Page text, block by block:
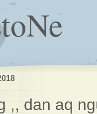
,, dan aq